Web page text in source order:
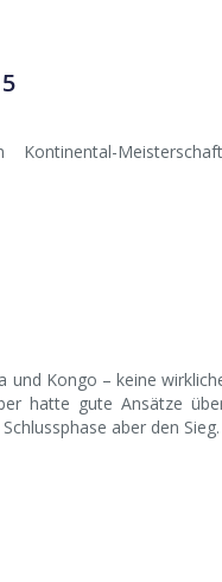
Kontinental-
und Kongo – keine
hatte gute Ansätze
aber den Sieg.